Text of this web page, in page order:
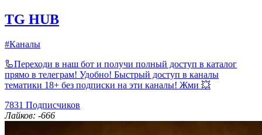
TG HUB
#Каналы
🦾Переходи в наш бот и получи полный доступ в каталог
прямо в телеграм! Удобно! Быстрый доступ в каналы
тематики 18+ без подписки на эти каналы! Жми 💥
7831 Подписчиков
Лайков: -666